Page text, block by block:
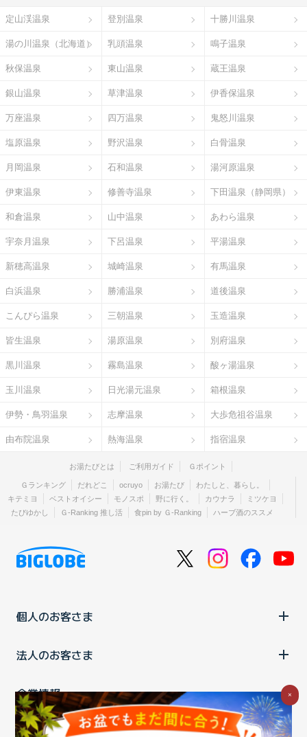
定山渓温泉 登別温泉 十勝川温泉
湯の川温泉（北海道） 乳頭温泉 鳴子温泉
秋保温泉 東山温泉 蔵王温泉
銀山温泉 草津温泉 伊香保温泉
万座温泉 四万温泉 鬼怒川温泉
塩原温泉 野沢温泉 白骨温泉
月岡温泉 石和温泉 湯河原温泉
伊東温泉 修善寺温泉 下田温泉（静岡県）
和倉温泉 山中温泉 あわら温泉
宇奈月温泉 下呂温泉 平湯温泉
新穂高温泉 城崎温泉 有馬温泉
白浜温泉 勝浦温泉 道後温泉
こんぴら温泉 三朝温泉 玉造温泉
皆生温泉 湯原温泉 別府温泉
黒川温泉 霧島温泉 酸ヶ湯温泉
玉川温泉 日光湯元温泉 箱根温泉
伊勢・鳥羽温泉 志摩温泉 大歩危祖谷温泉
由布院温泉 熱海温泉 指宿温泉
お湯たびとは ご利用ガイド Ｇポイント
Ｇランキング だれどこ ocruyo お湯たび
わたしと、暮らし。
キテミヨ
ベストオイシー モノスポ 野に行く。 カウナラ
ミツケヨ
たびゆかし
Ｇ-Ranking 推し活 食pin by Ｇ-Ranking ハーブ酒のススメ
個人のお客さま
法人のお客さま
企業情報
ご利用中の方
×